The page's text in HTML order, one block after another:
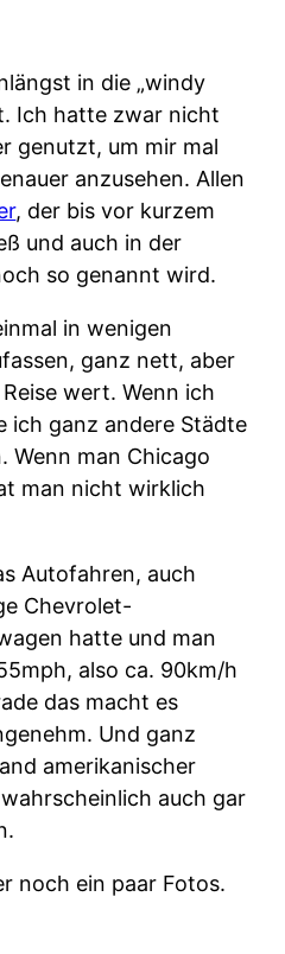
in die „windy
Ich hatte zwar nicht
genutzt, um mir mal
anzusehen. Allen
, der bis vor kurzem
und auch in der
so genannt wird.
in wenigen
ganz nett, aber
wert. Wenn ich
ich ganz andere Städte
Wenn man Chicago
man nicht wirklich
Autofahren, auch
Chevrolet-
hatte und man
also ca. 90km/h
das macht es
Und ganz
amerikanischer
auch gar
noch ein paar Fotos.